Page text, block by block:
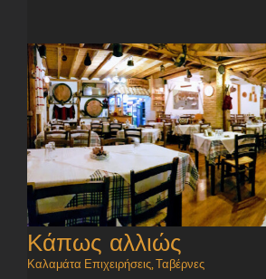
Κάπως αλλιώς
Καλαμάτα Επιχειρήσεις,Ταβέρνες